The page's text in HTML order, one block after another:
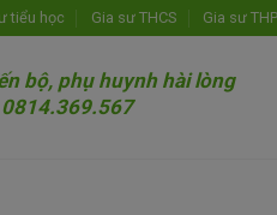
tiểu học Gia sư THCS Gia sư
bộ, phụ huynh hài lòng